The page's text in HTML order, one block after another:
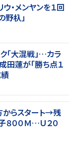
・メンヤンを１回
野杁」
「大混戦」…カラ
成田蓮が「勝ち点１
らスタート→残
００Ｍ…Ｕ２０